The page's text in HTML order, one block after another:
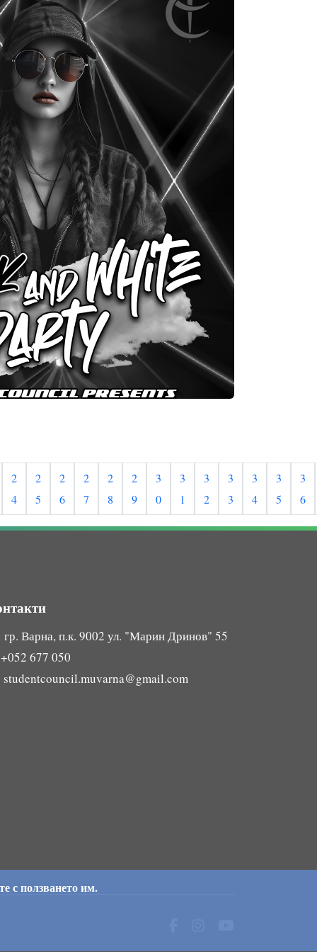
с ползването им.
2
4
2
5
2
6
2
7
2
8
2
9
3
0
3
1
3
2
3
3
3
4
3
5
3
6
Варна, п.к. 9002 ул. "Марин Дринов" 55
+052 677 050
studentcouncil.muvarna@gmail.com